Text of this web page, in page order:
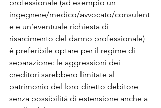
professionale (ad esempio un
ingegnere/medico/avvocato/consulent
e e un’eventuale richiesta di
risarcimento del danno professionale)
è preferibile optare per il regime di
separazione: le aggressioni dei
creditori sarebbero limitate al
patrimonio del loro diretto debitore
senza possibilità di estensione anche a